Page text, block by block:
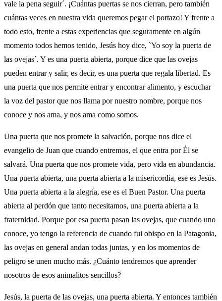
vale la pena seguir´. ¡Cuántas puertas se nos cierran, pero también
cuántas veces en nuestra vida queremos pegar el portazo! Y frente a
todo esto, frente a estas experiencias que seguramente en algún
momento todos hemos tenido, Jesús hoy dice, `Yo soy la puerta de
las ovejas´. Y es una puerta abierta, porque dice que las ovejas
pueden entrar y salir, es decir, es una puerta que regala libertad. Es
una puerta que nos permite entrar y encontrar alimento, y escuchar
la voz del pastor que nos llama por nuestro nombre, porque nos
conoce y nos ama, y nos ama como somos.
Una puerta que nos promete la salvación, porque nos dice el
evangelio de Juan que cuando entremos, el que entra por Él se
salvará. Una puerta que nos promete vida, pero vida en abundancia.
Una puerta abierta, una puerta abierta a la misericordia, ese es Jesús.
Una puerta abierta a la alegría, ese es el Buen Pastor. Una puerta
abierta al perdón que tanto necesitamos, una puerta abierta a la
fraternidad. Porque por esa puerta pasan las ovejas, que cuando uno
conoce, yo tengo la referencia de cuando fui obispo en la Patagonia,
las ovejas en general andan todas juntas, y en los momentos de
peligro se unen mucho más. ¿Cuánto tendremos que aprender
nosotros de esos animalitos sencillos?
Jesús, la puerta de las ovejas, una puerta abierta. Y entonces también